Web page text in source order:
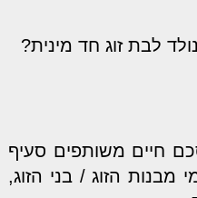
לבת זוג חד מינית?
חיים משותפים סעיף
מבנות הזוג / בני הזוג,